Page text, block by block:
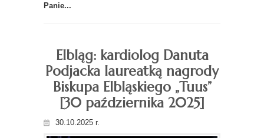
Panie...
Elbląg: kardiolog Danuta
Podjacka laureatką nagrody
Biskupa Elbląskiego „Tuus”
[30 października 2025]
30.10.2025 r.